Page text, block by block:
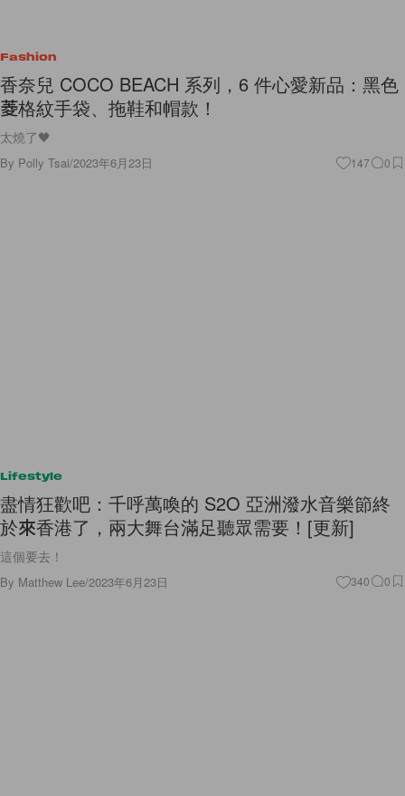
Fashion
香奈兒 COCO BEACH 系列，6 件心愛新品：黑色
菱格紋手袋、拖鞋和帽款！
太燒了🖤
By Polly Tsai/2023年6月23日 147 0
Lifestyle
盡情狂歡吧：千呼萬喚的 S2O 亞洲潑水音樂節終
於來香港了，兩大舞台滿足聽眾需要！[更新]
這個要去！
By Matthew Lee/2023年6月23日 340 0